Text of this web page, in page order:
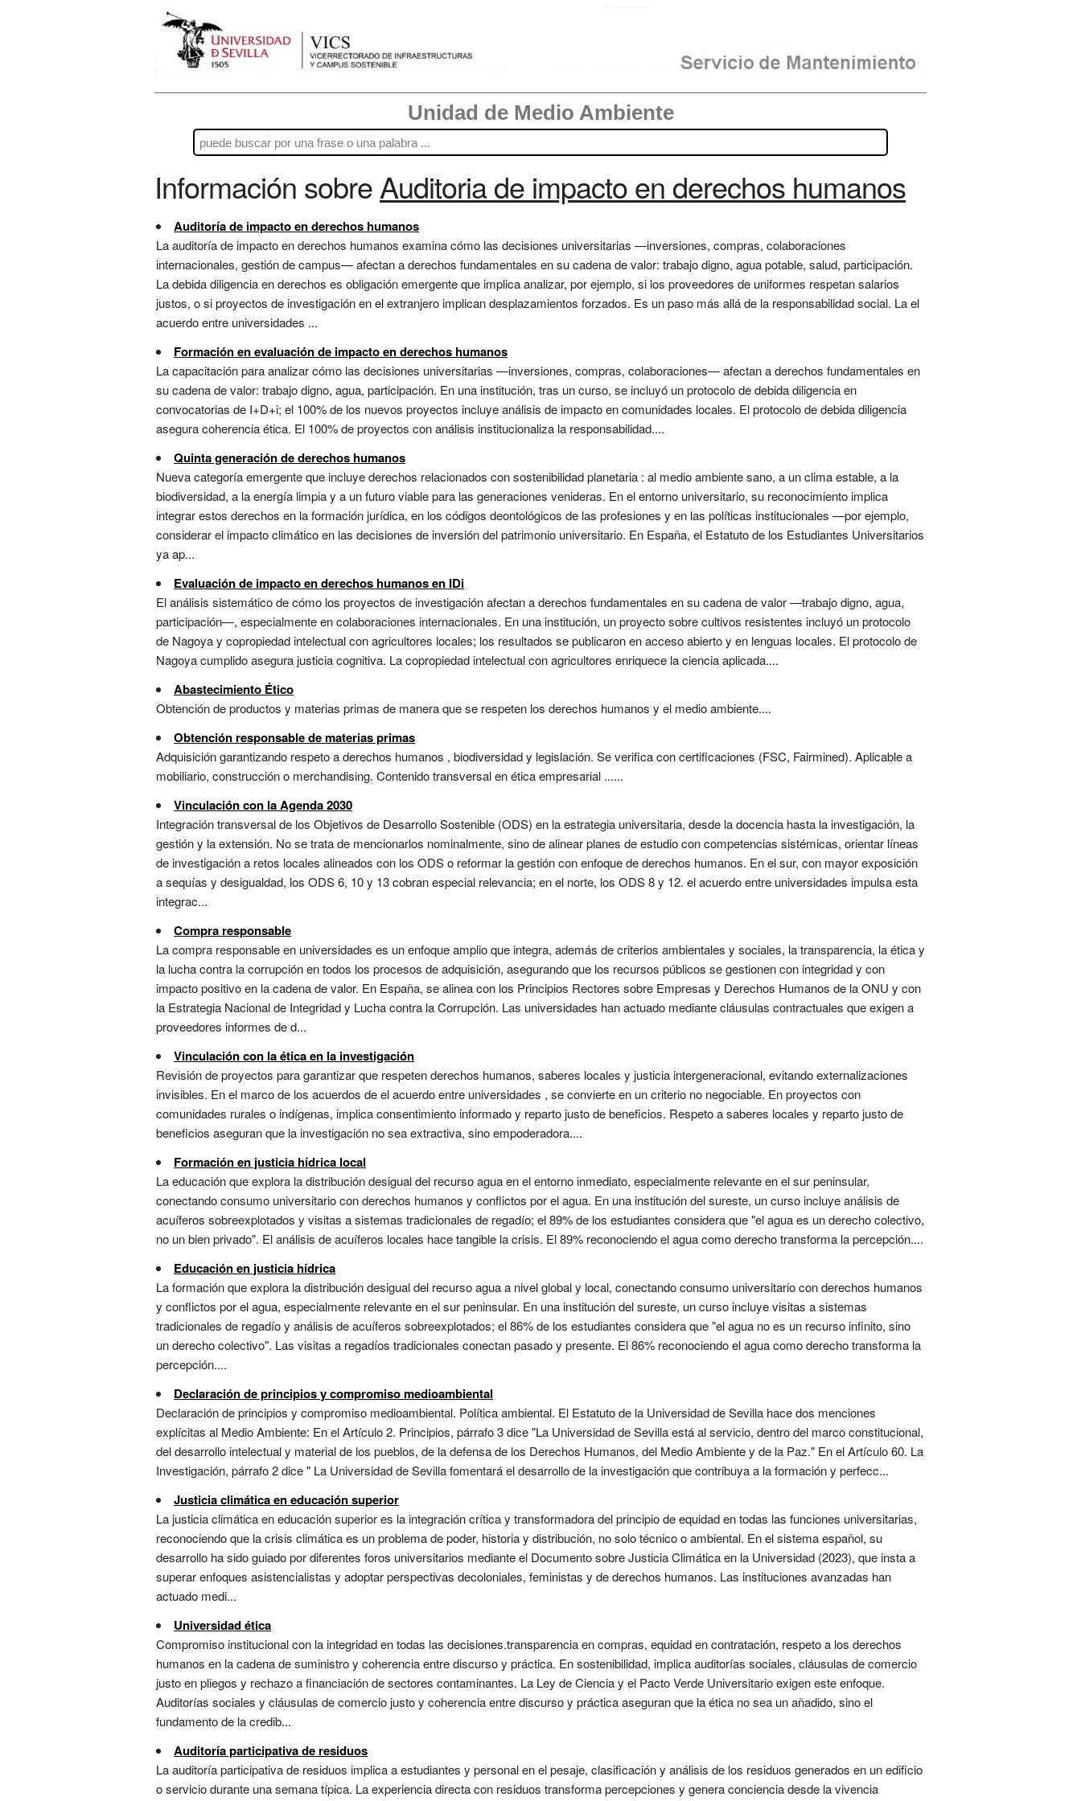
Unidad de Medio Ambiente
Información sobreAuditoria de impacto en derechos humanos
Auditoría de impacto en derechos humanos
La auditoría de impacto en derechos humanos examina cómo las decisiones universitarias —inversiones, compras, colaboraciones
internacionales, gestión de campus— afectan a derechos fundamentales en su cadena de valor: trabajo digno, agua potable, salud, participación.
La debida diligencia en derechos es obligación emergente que implica analizar, por ejemplo, si los proveedores de uniformes respetan salarios
justos, o si proyectos de investigación en el extranjero implican desplazamientos forzados. Es un paso más allá de la responsabilidad social. La el
acuerdo entre universidades ...
Formación en evaluación de impacto en derechos humanos
La capacitación para analizar cómo las decisiones universitarias —inversiones, compras, colaboraciones— afectan a derechos fundamentales en
su cadena de valor: trabajo digno, agua, participación. En una institución, tras un curso, se incluyó un protocolo de debida diligencia en
convocatorias de I+D+i; el 100% de los nuevos proyectos incluye análisis de impacto en comunidades locales. El protocolo de debida diligencia
asegura coherencia ética. El 100% de proyectos con análisis institucionaliza la responsabilidad....
Quinta generación de derechos humanos
Nueva categoría emergente que incluye derechos relacionados con sostenibilidad planetaria : al medio ambiente sano, a un clima estable, a la
biodiversidad, a la energía limpia y a un futuro viable para las generaciones venideras. En el entorno universitario, su reconocimiento implica
integrar estos derechos en la formación jurídica, en los códigos deontológicos de las profesiones y en las políticas institucionales —por ejemplo,
considerar el impacto climático en las decisiones de inversión del patrimonio universitario. En España, el Estatuto de los Estudiantes Universitarios
ya ap...
Evaluación de impacto en derechos humanos en IDi
El análisis sistemático de cómo los proyectos de investigación afectan a derechos fundamentales en su cadena de valor —trabajo digno, agua,
participación—, especialmente en colaboraciones internacionales. En una institución, un proyecto sobre cultivos resistentes incluyó un protocolo
de Nagoya y copropiedad intelectual con agricultores locales; los resultados se publicaron en acceso abierto y en lenguas locales. El protocolo de
Nagoya cumplido asegura justicia cognitiva. La copropiedad intelectual con agricultores enriquece la ciencia aplicada....
Abastecimiento Ético
Obtención de productos y materias primas de manera que se respeten los derechos humanos y el medio ambiente....
Obtención responsable de materias primas
Adquisición garantizando respeto a derechos humanos , biodiversidad y legislación. Se verifica con certificaciones (FSC, Fairmined). Aplicable a
mobiliario, construcción o merchandising. Contenido transversal en ética empresarial ......
Vinculación con la Agenda 2030
Integración transversal de los Objetivos de Desarrollo Sostenible (ODS) en la estrategia universitaria, desde la docencia hasta la investigación, la
gestión y la extensión. No se trata de mencionarlos nominalmente, sino de alinear planes de estudio con competencias sistémicas, orientar líneas
de investigación a retos locales alineados con los ODS o reformar la gestión con enfoque de derechos humanos. En el sur, con mayor exposición
a sequías y desigualdad, los ODS 6, 10 y 13 cobran especial relevancia; en el norte, los ODS 8 y 12. el acuerdo entre universidades impulsa esta
integrac...
Compra responsable
La compra responsable en universidades es un enfoque amplio que integra, además de criterios ambientales y sociales, la transparencia, la ética y
la lucha contra la corrupción en todos los procesos de adquisición, asegurando que los recursos públicos se gestionen con integridad y con
impacto positivo en la cadena de valor. En España, se alinea con los Principios Rectores sobre Empresas y Derechos Humanos de la ONU y con
la Estrategia Nacional de Integridad y Lucha contra la Corrupción. Las universidades han actuado mediante cláusulas contractuales que exigen a
proveedores informes de d...
Vinculación con la ética en la investigación
Revisión de proyectos para garantizar que respeten derechos humanos, saberes locales y justicia intergeneracional, evitando externalizaciones
invisibles. En el marco de los acuerdos de el acuerdo entre universidades , se convierte en un criterio no negociable. En proyectos con
comunidades rurales o indígenas, implica consentimiento informado y reparto justo de beneficios. Respeto a saberes locales y reparto justo de
beneficios aseguran que la investigación no sea extractiva, sino empoderadora....
Formación en justicia hídrica local
La educación que explora la distribución desigual del recurso agua en el entorno inmediato, especialmente relevante en el sur peninsular,
conectando consumo universitario con derechos humanos y conflictos por el agua. En una institución del sureste, un curso incluye análisis de
acuíferos sobreexplotados y visitas a sistemas tradicionales de regadío; el 89% de los estudiantes considera que "el agua es un derecho colectivo,
no un bien privado". El análisis de acuíferos locales hace tangible la crisis. El 89% reconociendo el agua como derecho transforma la percepción....
Educación en justicia hídrica
La formación que explora la distribución desigual del recurso agua a nivel global y local, conectando consumo universitario con derechos humanos
y conflictos por el agua, especialmente relevante en el sur peninsular. En una institución del sureste, un curso incluye visitas a sistemas
tradicionales de regadío y análisis de acuíferos sobreexplotados; el 86% de los estudiantes considera que "el agua no es un recurso infinito, sino
un derecho colectivo". Las visitas a regadíos tradicionales conectan pasado y presente. El 86% reconociendo el agua como derecho transforma la
percepción....
Declaración de principios y compromiso medioambiental
Declaración de principios y compromiso medioambiental. Política ambiental. El Estatuto de la Universidad de Sevilla hace dos menciones
explícitas al Medio Ambiente: En el Artículo 2. Principios, párrafo 3 dice "La Universidad de Sevilla está al servicio, dentro del marco constitucional,
del desarrollo intelectual y material de los pueblos, de la defensa de los Derechos Humanos, del Medio Ambiente y de la Paz." En el Artículo 60. La
Investigación, párrafo 2 dice " La Universidad de Sevilla fomentará el desarrollo de la investigación que contribuya a la formación y perfecc...
Justicia climática en educación superior
La justicia climática en educación superior es la integración crítica y transformadora del principio de equidad en todas las funciones universitarias,
reconociendo que la crisis climática es un problema de poder, historia y distribución, no solo técnico o ambiental. En el sistema español, su
desarrollo ha sido guiado por diferentes foros universitarios mediante el Documento sobre Justicia Climática en la Universidad (2023), que insta a
superar enfoques asistencialistas y adoptar perspectivas decoloniales, feministas y de derechos humanos. Las instituciones avanzadas han
actuado medi...
Universidad ética
Compromiso institucional con la integridad en todas las decisiones.transparencia en compras, equidad en contratación, respeto a los derechos
humanos en la cadena de suministro y coherencia entre discurso y práctica. En sostenibilidad, implica auditorías sociales, cláusulas de comercio
justo en pliegos y rechazo a financiación de sectores contaminantes. La Ley de Ciencia y el Pacto Verde Universitario exigen este enfoque.
Auditorías sociales y cláusulas de comercio justo y coherencia entre discurso y práctica aseguran que la ética no sea un añadido, sino el
fundamento de la credib...
Auditoría participativa de residuos
La auditoría participativa de residuos implica a estudiantes y personal en el pesaje, clasificación y análisis de los residuos generados en un edificio
o servicio durante una semana típica. La experiencia directa con residuos transforma percepciones y genera conciencia desde la vivencia